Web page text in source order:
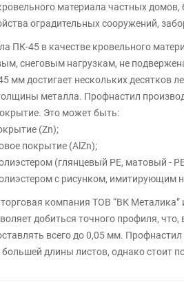
материала частных
оградительных сооружений,
ПК-45 в качестве кровельного
снеговым нагрузкам, не
мм достигает нескольких десятков
металла. Профнастил
Это может быть:
(Zn);
покрытие (AlZn);
(глянцевый РЕ, матовый -
с рисунком, имитирующим
компания ТОВ “ВК
добиться точного профиля,
всего до 0,05 мм.
длины листов, однако стоит